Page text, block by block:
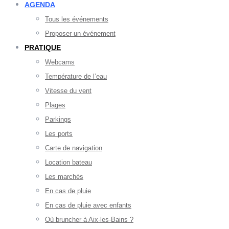
AGENDA
Tous les événements
Proposer un événement
PRATIQUE
Webcams
Température de l’eau
Vitesse du vent
Plages
Parkings
Les ports
Carte de navigation
Location bateau
Les marchés
En cas de pluie
En cas de pluie avec enfants
Où bruncher à Aix-les-Bains ?